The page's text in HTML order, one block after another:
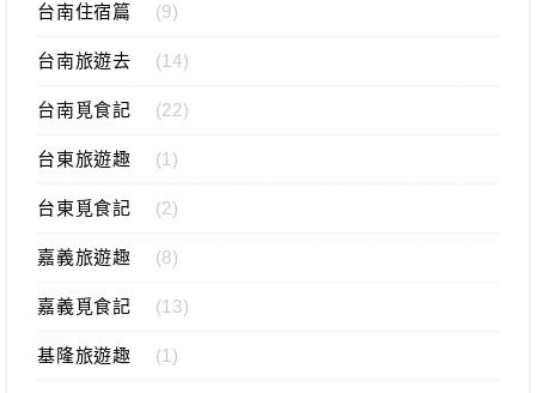
台南住宿篇 (9)
台南旅遊去 (14)
台南覓食記 (22)
台東旅遊趣 (1)
台東覓食記 (2)
嘉義旅遊趣 (8)
嘉義覓食記 (13)
基隆旅遊趣 (1)